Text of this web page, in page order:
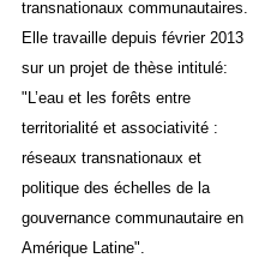
transnationaux communautaires.
Elle travaille depuis février 2013
sur un projet de thèse intitulé:
"L’eau et les forêts entre
territorialité et associativité :
réseaux transnationaux et
politique des échelles de la
gouvernance communautaire en
Amérique Latine".